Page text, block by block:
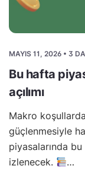
MAYIS 11, 2026 • 3
Bu hafta
açılımı
Makro
güçlenmesiyle
piyasalarında bu
izlenecek.
…